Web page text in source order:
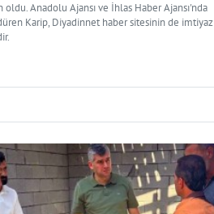
Anadolu Ajansı ve İhlas Haber Ajansı'nda
Karip, Diyadinnet haber sitesinin de imtiyaz